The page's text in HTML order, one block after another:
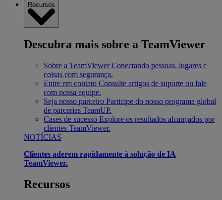
Recursos
Descubra mais sobre a TeamViewer
Sobre a TeamViewer Conectando pessoas, lugares e
coisas com segurança.
Entre em contato Consulte artigos de suporte ou fale
com nossa equipe.
Seja nosso parceiro Participe do nosso programa global
de parcerias TeamUP.
Cases de sucesso Explore os resultados alcançados por
clientes TeamViewer.
NOTÍCIAS
Clientes aderem rapidamente à solução de IA
TeamViewer.
Recursos